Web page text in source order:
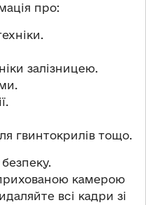
про:
залізницею.
гвинтокрилів тощо.
камерою
всі кадри зі